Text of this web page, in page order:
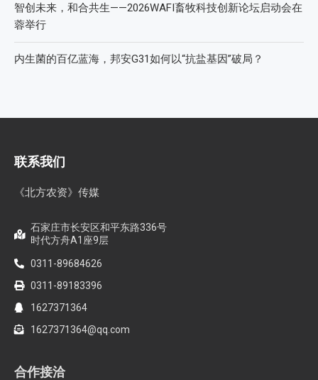
智创未来，和合共生——2026WAFI畜牧科技创新论坛启动会在
蓉举行
内生菌的百亿蓝海，邦安G31如何以“抗盐基因”破局？
联系我们
《北方农资》传媒
石家庄市长安区和平东路336号
时代方舟A1座9层
0311-89684626
0311-89183396
1627371364
1627371364@qq.com
合作接洽